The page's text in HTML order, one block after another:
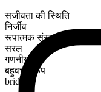
सजीवता की स्थिति
निर्जीव
रूपात्मक संरचना
सरल
गणनीय
बहुवचन रूप
bridges